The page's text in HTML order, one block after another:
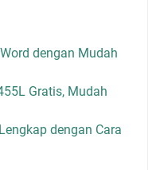
dengan Mudah
Gratis, Mudah
dengan Cara